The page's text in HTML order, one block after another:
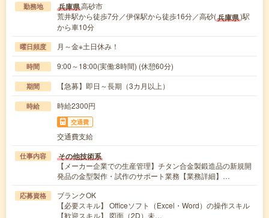
勤務地 兵庫県高砂市
荒井駅から徒歩7分／伊保駅から徒歩16分／高砂(兵庫県)駅
から車10分
曜日頻度 月～金※土日休み！
時間 9:00～18:00(実働:8時間) (休憩60分)
期間 【急募】即日～長期（3カ月以上）
時給 時給2300円
交通費
交通費支給
仕事内容 その他技術系
【メーカー企業での生産管理】チタン合金製鍛造品の新規開
発品の金型製作・試作のサポート業務【業務詳細】…
応募資格
ブランクOK
【必要スキル】 Officeソフト（Excel・Word）の操作スキル
【歓迎スキル】 図面（2D）未…